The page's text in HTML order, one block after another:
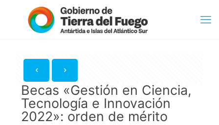
Becas «Gestión en Ciencia,
Tecnología e Innovación
2022»: orden de mérito